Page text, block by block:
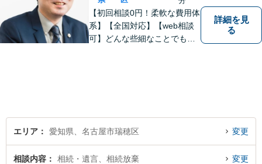
【初回相談0円！柔軟な費用体
系】【全国対応】【web相談
可】どんな些細なことでもお
詳細を見
る
エリア 愛知県、名古屋市瑞穂区 変更
相談内容 相続・遺言、相続放棄 変更